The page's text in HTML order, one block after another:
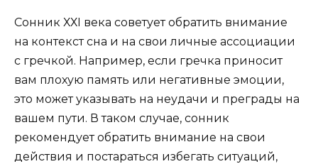
Сонник ХХI века советует обратить внимание
на контекст сна и на свои личные ассоциации
с гречкой. Например, если гречка приносит
вам плохую память или негативные эмоции,
это может указывать на неудачи и преграды на
вашем пути. В таком случае, сонник
рекомендует обратить внимание на свои
действия и постараться избегать ситуаций,